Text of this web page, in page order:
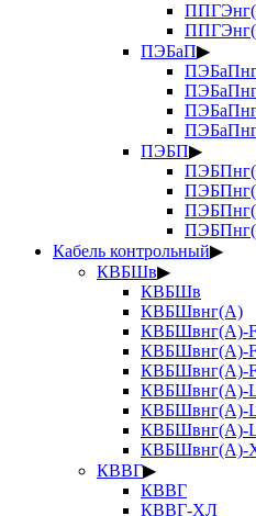
ПЭБаП▶
ПЭБП▶
Кабель контрольный▶
КВБШв▶
КВБШв
КВБШвнг(А)
КВБШвнг(А)-
КВБШвнг(А)-
КВБШвнг(А)-
КВБШвнг(А)-
КВБШвнг(А)-
КВБШвнг(А)-
КВБШвнг(А)-
КВВГ▶
КВВГ
КВВГ-ХЛ